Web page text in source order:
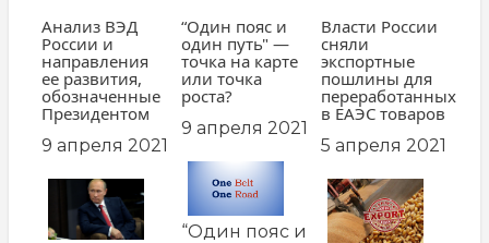
Анализ ВЭД
России и
направления
ее развития,
обозначенные
Президентом
9 апреля 2021
заглавная
картинка
“Один пояс и
один путь" —
точка на карте
или точка
роста?
9 апреля 2021
заглавная
картинка
“Один пояс и
Власти России
сняли
экспортные
пошлины для
переработанных
в ЕАЭС товаров
5 апреля 2021
заглавная
картинка